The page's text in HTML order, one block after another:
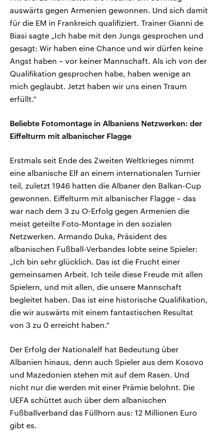
auswärts gegen Armenien gewonnen. Und sich damit
für die EM in Frankreich qualifiziert. Trainer Gianni de
Biasi sagte „Ich habe mit den Jungs gesprochen und
gesagt: Wir haben eine Chance und wir dürfen keine
Angst haben – vor keiner Mannschaft. Als ich von der
Qualifikation gesprochen habe, haben wenige an
mich geglaubt. Jetzt haben wir uns einen Traum
erfüllt.“
Beliebte Fotomontage in Albaniens Netzwerken: der
Eiffelturm mit albanischer Flagge
Erstmals seit Ende des Zweiten Weltkrieges nimmt
eine albanische Elf an einem internationalen Turnier
teil, zuletzt 1946 hatten die Albaner den Balkan-Cup
gewonnen. Eiffelturm mit albanischer Flagge – das
war nach dem 3 zu O-Erfolg gegen Armenien die
meist geteilte Foto-Montage in den sozialen
Netzwerken. Armando Duka, Präsident des
albanischen Fußball-Verbandes lobte seine Spieler:
„Ich bin sehr glücklich. Das ist die Frucht einer
gemeinsamen Arbeit. Ich teile diese Freude mit allen
Spielern, und mit allen, die unsere Mannschaft
begleitet haben. Das ist eine historische Qualifikation,
die wir auswärts mit einem fantastischen Resultat
von 3 zu 0 erreicht haben.“
Der Erfolg der Nationalelf hat Bedeutung über
Albanien hinaus, denn auch Spieler aus dem Kosovo
und Mazedonien stehen mit auf dem Rasen. Und
nicht nur die werden mit einer Prämie belohnt. Die
UEFA schüttet auch über dem albanischen
Fußballverband das Füllhorn aus: 12 Millionen Euro
gibt es.